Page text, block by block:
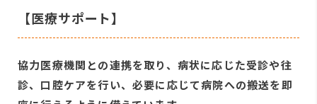
【医療サポート】
協力医療機関との連携を取り、病状に応じた受診や往
診、口腔ケアを行い、必要に応じて病院への搬送を即